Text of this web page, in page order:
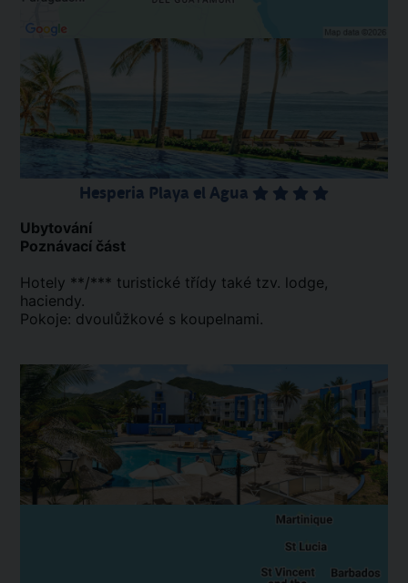
Hesperia Playa el Agua
Ubytování
Poznávací část
Hotely **/*** turistické třídy také tzv. lodge,
haciendy.
Pokoje: dvoulůžkové s koupelnami.